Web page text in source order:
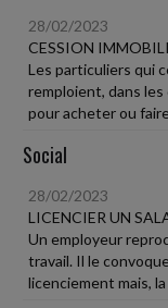
28/02/2023
CESSION
Les particuliers qui
remploient, dans
pour acheter ou
Social
28/02/2023
LICENCIER UN
Un employeur
travail. Il le
licenciement mais, la